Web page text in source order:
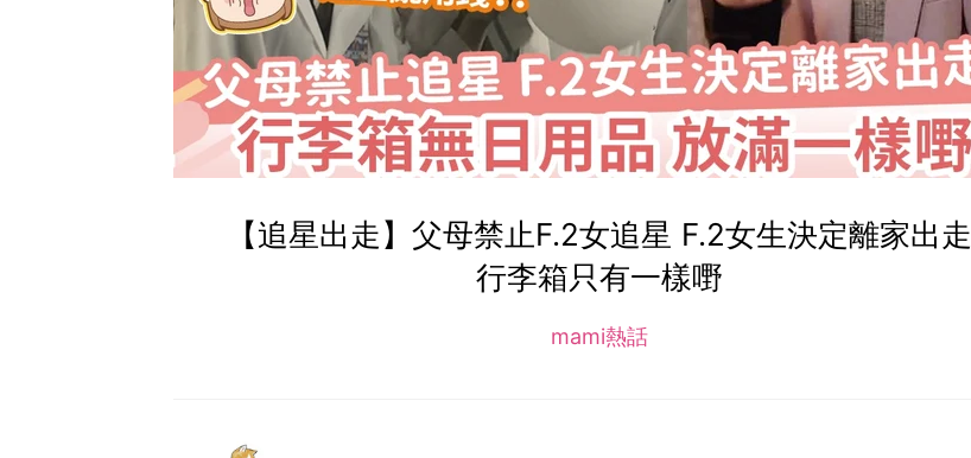
【追星出走】父母禁止F.2女追星 F.2女生決定離家出走
行李箱只有一樣嘢
mami熱話